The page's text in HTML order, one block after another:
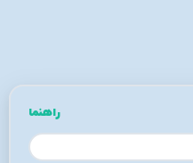
راهنما